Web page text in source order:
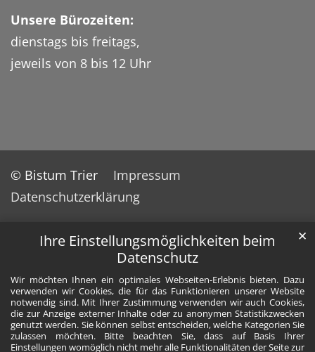
Ihre Einstellungsmöglichkeiten beim
Datenschutz
Wir möchten Ihnen ein optimales Webseiten-Erlebnis bieten. Dazu
verwenden wir Cookies, die für das Funktionieren unserer Website
notwendig sind. Mit Ihrer Zustimmung verwenden wir auch Cookies,
die zur Anzeige externer Inhalte oder zu anonymen Statistikzwecken
genutzt werden. Sie können selbst entscheiden, welche Kategorien Sie
zulassen möchten. Bitte beachten Sie, dass auf Basis Ihrer
Einstellungen womöglich nicht mehr alle Funktionalitäten der Seite zur
✕
Unsere Bürozeiten:
dienstags bis freitags,
jeweils von 8 bis 12 Uhr
© Bistum Trier
Impressum
Datenschutzerklärung